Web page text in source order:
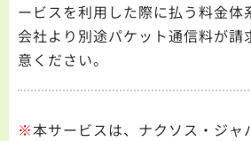
ービスを利用した際に払う料金体
会社より別途パケット通信料が請
意ください。
※本サービスは、ナクソス・ジャ